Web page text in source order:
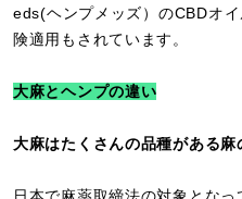
eds(ヘンプメッズ）のCBDオ
険適用もされています。
大麻とヘンプの違い
大麻はたくさんの品種がある麻